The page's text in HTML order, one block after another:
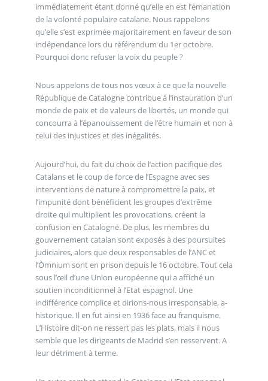
immédiatement étant donné qu’elle en est l’émanation
de la volonté populaire catalane. Nous rappelons
qu’elle s’est exprimée majoritairement en faveur de son
indépendance lors du référendum du 1er octobre.
Pourquoi donc refuser la voix du peuple ?
Nous appelons de tous nos vœux à ce que la nouvelle
République de Catalogne contribue à l’instauration d’un
monde de paix et de valeurs de libertés, un monde qui
concourra à l’épanouissement de l’être humain et non à
celui des injustices et des inégalités.
Aujourd’hui, du fait du choix de l’action pacifique des
Catalans et le coup de force de l’Espagne avec ses
interventions de nature à compromettre la paix, et
l’impunité dont bénéficient les groupes d’extrême
droite qui multiplient les provocations, créent la
confusion en Catalogne. De plus, les membres du
gouvernement catalan sont exposés à des poursuites
judiciaires, alors que deux responsables de l’ANC et
l’Òmnium sont en prison depuis le 16 octobre. Tout cela
sous l’œil d’une Union européenne qui a affiché un
soutien inconditionnel à l’Etat espagnol. Une
indifférence complice et dirions-nous irresponsable, a-
historique. Il en fut ainsi en 1936 face au franquisme.
L’Histoire dit-on ne ressert pas les plats, mais il nous
semble que les dirigeants de Madrid s’en resservent. A
leur détriment à terme.